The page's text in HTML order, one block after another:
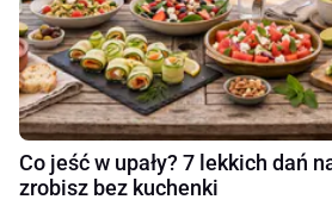
Co jeść w upały? 7 lekkich dań
zrobisz bez kuchenki